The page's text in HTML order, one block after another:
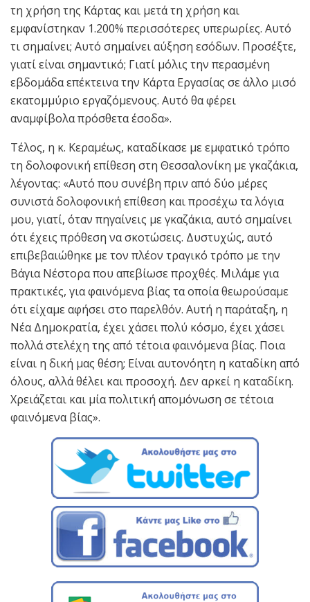
τη χρήση της Κάρτας και μετά τη χρήση και
εμφανίστηκαν 1.200% περισσότερες υπερωρίες. Αυτό
τι σημαίνει; Αυτό σημαίνει αύξηση εσόδων. Προσέξτε,
γιατί είναι σημαντικό; Γιατί μόλις την περασμένη
εβδομάδα επέκτεινα την Κάρτα Εργασίας σε άλλο μισό
εκατομμύριο εργαζόμενους. Αυτό θα φέρει
αναμφίβολα πρόσθετα έσοδα».
Τέλος, η κ. Κεραμέως, καταδίκασε με εμφατικό τρόπο
τη δολοφονική επίθεση στη Θεσσαλονίκη με γκαζάκια,
λέγοντας: «Αυτό που συνέβη πριν από δύο μέρες
συνιστά δολοφονική επίθεση και προσέχω τα λόγια
μου, γιατί, όταν πηγαίνεις με γκαζάκια, αυτό σημαίνει
ότι έχεις πρόθεση να σκοτώσεις. Δυστυχώς, αυτό
επιβεβαιώθηκε με τον πλέον τραγικό τρόπο με την
Βάγια Νέστορα που απεβίωσε προχθές. Μιλάμε για
πρακτικές, για φαινόμενα βίας τα οποία θεωρούσαμε
ότι είχαμε αφήσει στο παρελθόν. Αυτή η παράταξη, η
Νέα Δημοκρατία, έχει χάσει πολύ κόσμο, έχει χάσει
πολλά στελέχη της από τέτοια φαινόμενα βίας. Ποια
είναι η δική μας θέση; Είναι αυτονόητη η καταδίκη από
όλους, αλλά θέλει και προσοχή. Δεν αρκεί η καταδίκη.
Χρειάζεται και μία πολιτική απομόνωση σε τέτοια
φαινόμενα βίας».